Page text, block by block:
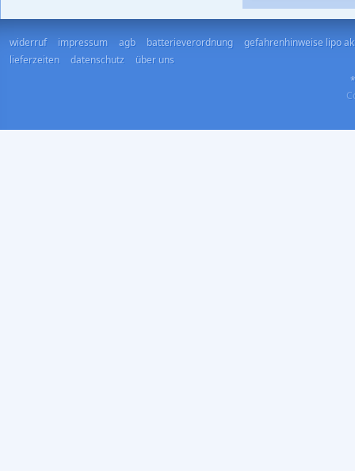
widerruf impressum agb batterieverordnung
gefahrenhinweise lipo
lieferzeiten
datenschutz
über uns